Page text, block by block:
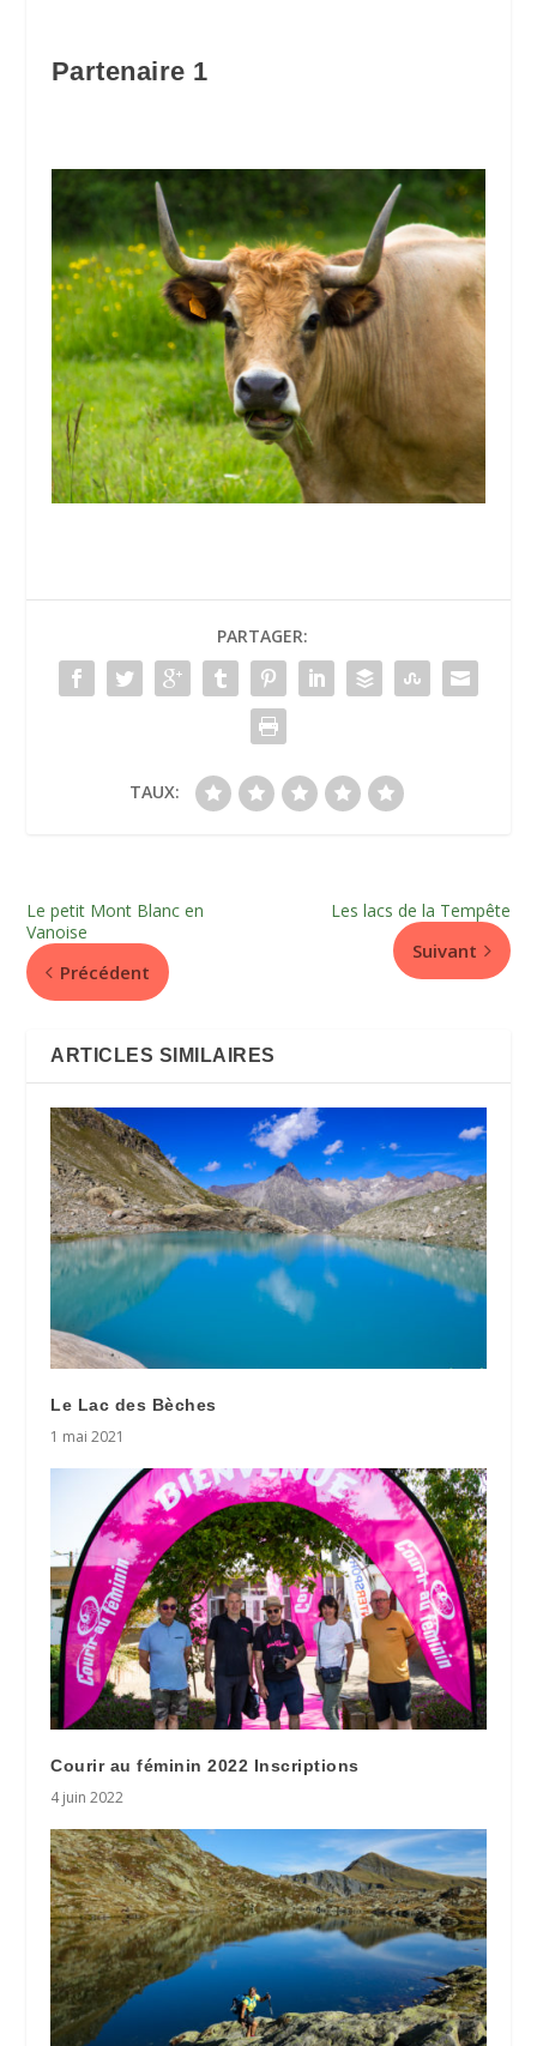
Partenaire 1
PARTAGER:
TAUX:
Le petit Mont Blanc en
Vanoise
Précédent
Les lacs de la Tempête
Suivant
ARTICLES SIMILAIRES
Le Lac des Bèches
1 mai 2021
Courir au féminin 2022 Inscriptions
4 juin 2022